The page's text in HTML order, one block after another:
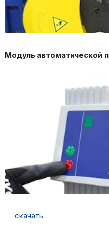
Модуль автоматической
скачать